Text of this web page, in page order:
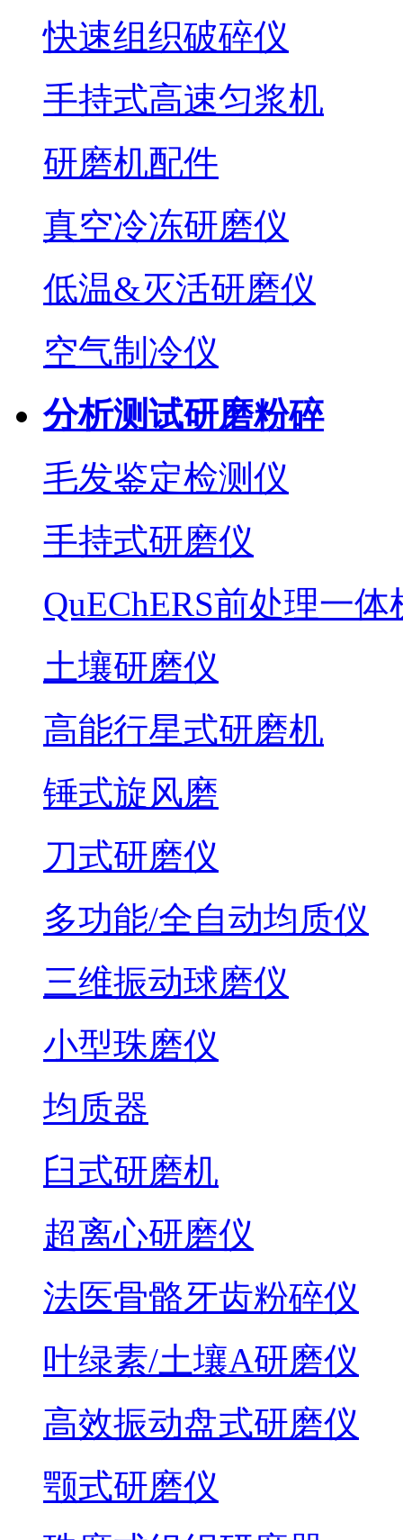
快速组织破碎仪
手持式高速匀浆机
研磨机配件
真空冷冻研磨仪
低温&灭活研磨仪
空气制冷仪
分析测试研磨粉碎
毛发鉴定检测仪
手持式研磨仪
QuEChERS前处理一体
土壤研磨仪
高能行星式研磨机
锤式旋风磨
刀式研磨仪
多功能/全自动均质仪
三维振动球磨仪
小型珠磨仪
均质器
臼式研磨机
超离心研磨仪
法医骨骼牙齿粉碎仪
叶绿素/土壤A研磨仪
高效振动盘式研磨仪
颚式研磨仪